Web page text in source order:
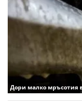
Дори малко мръсотия